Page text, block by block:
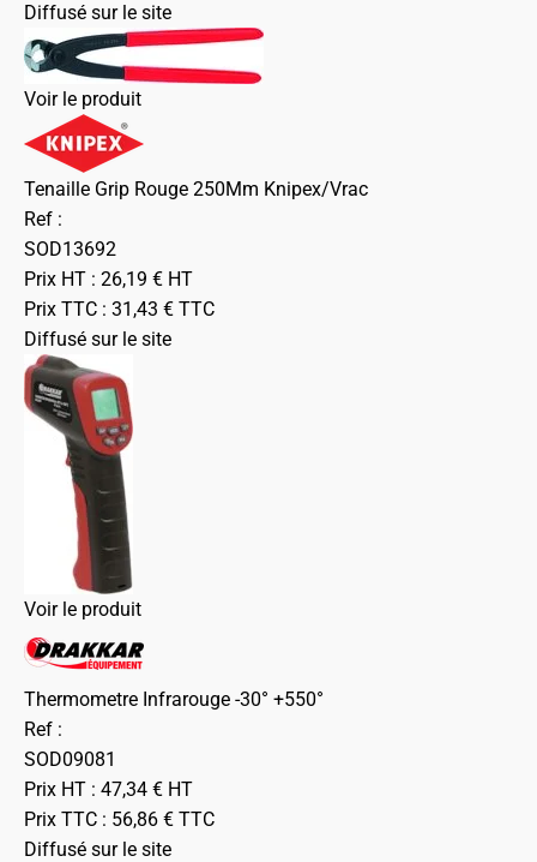
Diffusé sur le site
Voir le produit
Tenaille Grip Rouge 250Mm Knipex/Vrac
Ref :
SOD13692
Prix HT : 26,19 € HT
Prix TTC : 31,43 € TTC
Diffusé sur le site
Voir le produit
Thermometre Infrarouge -30° +550°
Ref :
SOD09081
Prix HT : 47,34 € HT
Prix TTC : 56,86 € TTC
Diffusé sur le site